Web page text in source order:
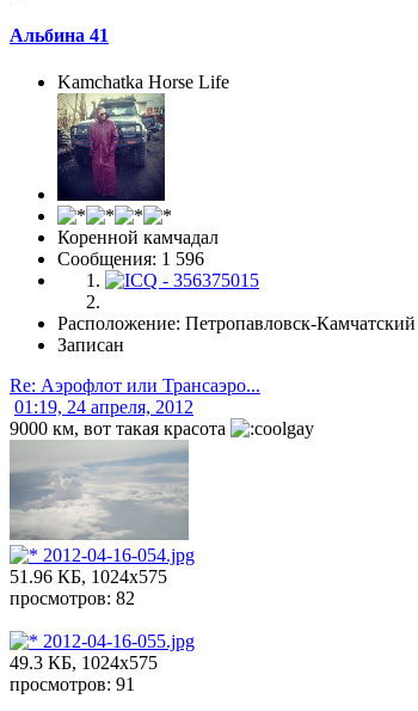
Альбина 41
Kamchatka Horse Life
Коренной камчадал
Сообщения: 1 596
Расположение: Петропавловск-Камчатский
Записан
Re: Аэрофлот или Трансаэро...
01:19, 24 апреля, 2012
9000 км, вот такая красота
2012-04-16-054.jpg
51.96 КБ, 1024x575
просмотров: 82
2012-04-16-055.jpg
49.3 КБ, 1024x575
просмотров: 91